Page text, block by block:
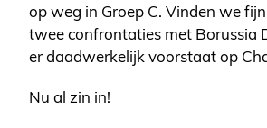
op weg in Groep C. Vinden we
twee confrontaties met Borussia
er daadwerkelijk voorstaat op
Nu al zin in!